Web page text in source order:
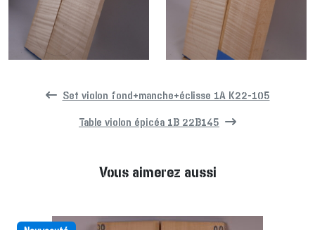
Set violon fond+manche+éclisse 1A K22-105
Table violon épicéa 1B 22B145
Vous aimerez aussi